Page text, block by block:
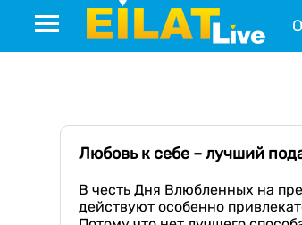
Любовь к себе – лучший
В честь Дня Влюбленных на
действуют особенно